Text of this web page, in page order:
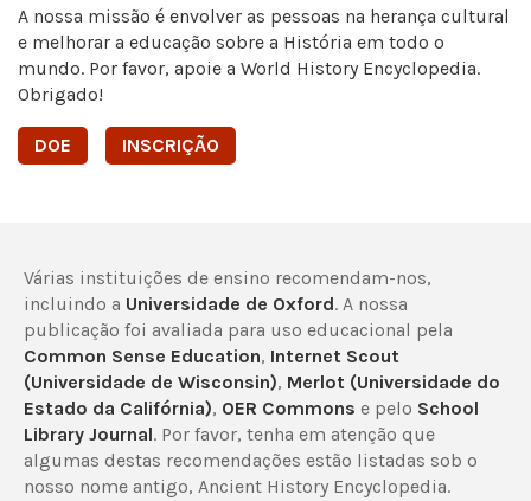
A nossa missão é envolver as pessoas na herança cultural
e melhorar a educação sobre a História em todo o
mundo. Por favor, apoie a World History Encyclopedia.
Obrigado!
DOE INSCRIÇÃO
Várias instituições de ensino recomendam-nos,
incluindo a Universidade de Oxford. A nossa
publicação foi avaliada para uso educacional pela
Common Sense Education, Internet Scout
(Universidade de Wisconsin), Merlot (Universidade do
Estado da Califórnia), OER Commons e pelo School
Library Journal. Por favor, tenha em atenção que
algumas destas recomendações estão listadas sob o
nosso nome antigo, Ancient History Encyclopedia.